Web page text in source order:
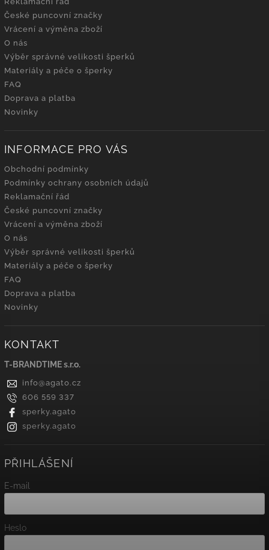
České puncovní značky
Vrácení a výměna zboží
O nás
Výběr správné velikosti šperků
Materiály a péče o šperky
FAQ
Doprava a platba
Novinky
INFORMACE PRO VÁS
Obchodní podmínky
Podmínky ochrany osobních údajů
Reklamační řád
České puncovní značky
Vrácení a výměna zboží
O nás
Výběr správné velikosti šperků
Materiály a péče o šperky
FAQ
Doprava a platba
Novinky
KONTAKT
T-BRANDTIME s.r.o.
info@agato.cz
606 559 337
sperky.agato
sperky.agato
PŘIHLÁŠENÍ
E-mail
Heslo